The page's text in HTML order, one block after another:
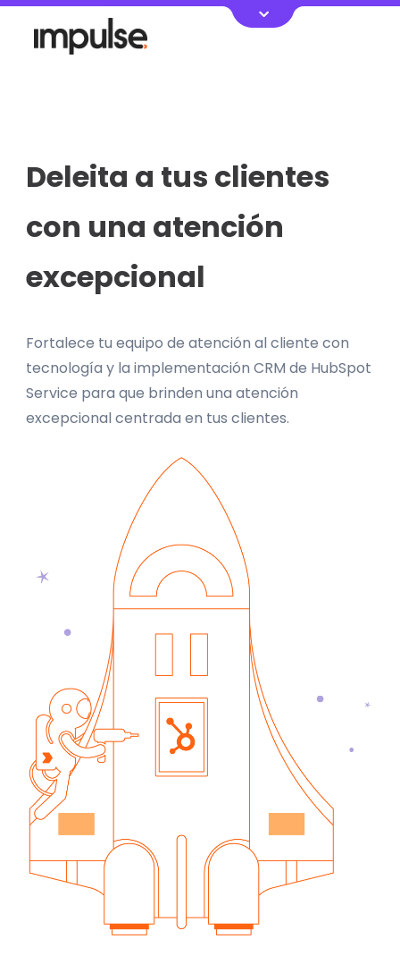
Deleita a tus clientes
con una atención
excepcional
Fortalece tu equipo de atención al cliente con
tecnología y la implementación CRM de HubSpot
Service para que brinden una atención
excepcional centrada en tus clientes.